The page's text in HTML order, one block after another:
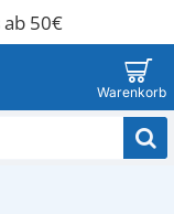
ab 50€